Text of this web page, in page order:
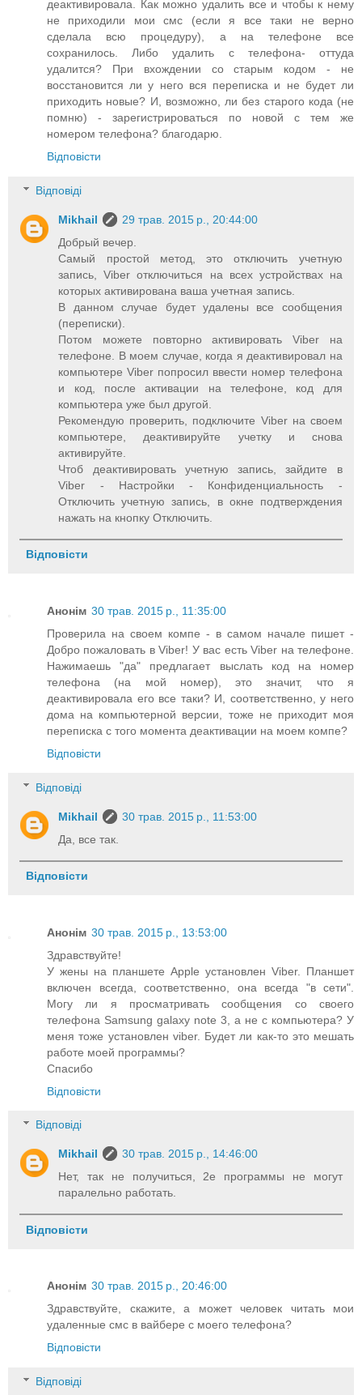
деактивировала. Как можно удалить все и чтобы к нему
не приходили мои смс (если я все таки не верно
сделала всю процедуру), а на телефоне все
сохранилось. Либо удалить с телефона- оттуда
удалится? При вхождении со старым кодом - не
восстановится ли у него вся переписка и не будет ли
приходить новые? И, возможно, ли без старого кода (не
помню) - зарегистрироваться по новой с тем же
номером телефона? благодарю.
Відповісти
Відповіді
Mikhail
29 трав. 2015 р., 20:44:00
Добрый вечер.
Самый простой метод, это отключить учетную
запись, Viber отключиться на всех устройствах на
которых активирована ваша учетная запись.
В данном случае будет удалены все сообщения
(переписки).
Потом можете повторно активировать Viber на
телефоне. В моем случае, когда я деактивировал на
компьютере Viber попросил ввести номер телефона
и код, после активации на телефоне, код для
компьютера уже был другой.
Рекомендую проверить, подключите Viber на своем
компьютере, деактивируйте учетку и снова
активируйте.
Чтоб деактивировать учетную запись, зайдите в
Viber - Настройки - Конфиденциальность -
Отключить учетную запись, в окне подтверждения
нажать на кнопку Отключить.
Відповісти
Анонім 30 трав. 2015 р., 11:35:00
Проверила на своем компе - в самом начале пишет -
Добро пожаловать в Viber! У вас есть Viber на телефоне.
Нажимаешь "да" предлагает выслать код на номер
телефона (на мой номер), это значит, что я
деактивировала его все таки? И, соответственно, у него
дома на компьютерной версии, тоже не приходит моя
переписка с того момента деактивации на моем компе?
Відповісти
Відповіді
Mikhail
30 трав. 2015 р., 11:53:00
Да, все так.
Відповісти
Анонім 30 трав. 2015 р., 13:53:00
Здравствуйте!
У жены на планшете Apple установлен Viber. Планшет
включен всегда, соответственно, она всегда "в сети".
Могу ли я просматривать сообщения со своего
телефона Samsung galaxy note 3, а не с компьютера? У
меня тоже установлен viber. Будет ли как-то это мешать
работе моей программы?
Спасибо
Відповісти
Відповіді
Mikhail
30 трав. 2015 р., 14:46:00
Нет, так не получиться, 2е программы не могут
паралельно работать.
Відповісти
Анонім 30 трав. 2015 р., 20:46:00
Здравствуйте, скажите, а может человек читать мои
удаленные смс в вайбере с моего телефона?
Відповісти
Відповіді